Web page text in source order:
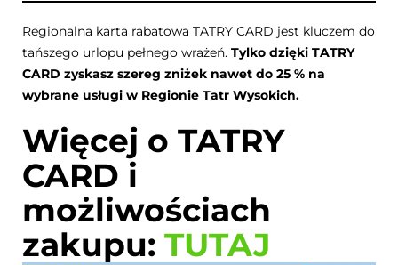
Regionalna karta rabatowa TATRY CARD jest kluczem do
tańszego urlopu pełnego wrażeń. Tylko dzięki TATRY
CARD zyskasz szereg zniżek nawet do 25 % na
wybrane usługi w Regionie Tatr Wysokich.
Więcej o TATRY
CARD i
możliwościach
zakupu: TUTAJ